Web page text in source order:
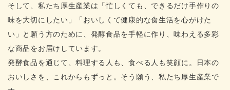
そして、私たち厚生産業は「忙しくても、できるだけ手作りの
味を大切にしたい」「おいしくて健康的な食生活を心がけた
い」と願う方のために、発酵食品を手軽に作り、味わえる多彩
な商品をお届けしています。
発酵食品を通じて、料理する人も、食べる人も笑顔に。日本の
おいしさを、これからもずっと。そう願う、私たち厚生産業で